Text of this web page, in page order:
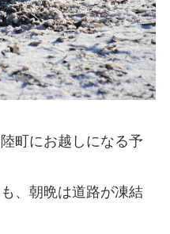
町にお越しになる予
、朝晩は道路が凍結